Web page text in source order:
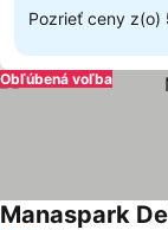
Pozrieť ceny z(o)
Obľúbená voľba
Manaspark